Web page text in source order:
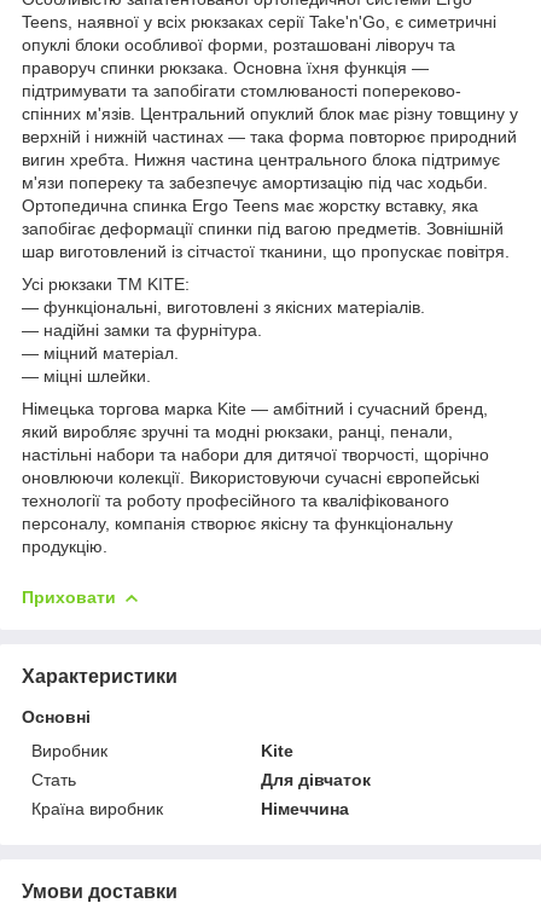
Teens, наявної у всіх рюкзаках серії Take'n'Go, є симетричні
опуклі блоки особливої форми, розташовані ліворуч та
праворуч спинки рюкзака. Основна їхня функція —
підтримувати та запобігати стомлюваності попереково-
спінних м'язів. Центральний опуклий блок має різну товщину у
верхній і нижній частинах — така форма повторює природний
вигин хребта. Нижня частина центрального блока підтримує
м'язи попереку та забезпечує амортизацію під час ходьби.
Ортопедична спинка Ergo Teens має жорстку вставку, яка
запобігає деформації спинки під вагою предметів. Зовнішній
шар виготовлений із сітчастої тканини, що пропускає повітря.
Усі рюкзаки TM KITE:
― функціональні, виготовлені з якісних матеріалів.
― надійні замки та фурнітура.
― міцний матеріал.
― міцні шлейки.
Німецька торгова марка Kite — амбітний і сучасний бренд,
який виробляє зручні та модні рюкзаки, ранці, пенали,
настільні набори та набори для дитячої творчості, щорічно
оновлюючи колекції. Використовуючи сучасні європейські
технології та роботу професійного та кваліфікованого
персоналу, компанія створює якісну та функціональну
продукцію.
Приховати
Характеристики
Основні
Виробник
Kite
Стать
Для дівчаток
Країна виробник
Німеччина
Умови доставки